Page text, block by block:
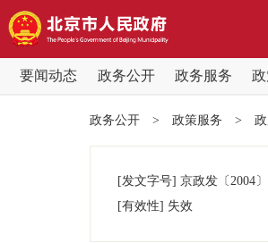
要闻动态 政务公开 政务服务
党中央精神
政务公开 > 政策服务 >
[发文字号] 京政发 〔2004〕
[有效性] 失效